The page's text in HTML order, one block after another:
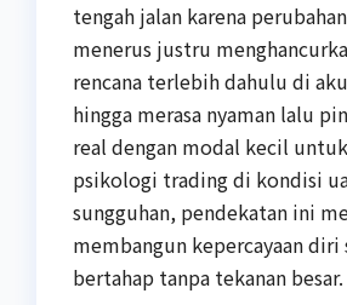
tengah jalan karena
menerus justru
rencana terlebih dahulu di
hingga merasa nyaman lalu
real dengan modal kecil
psikologi trading di kondisi
sungguhan, pendekatan ini
membangun kepercayaan diri
bertahap tanpa tekanan besar.